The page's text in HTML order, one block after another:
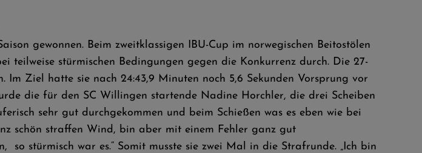
gewonnen. Beim zweitklassigen IBU-Cup im norwegischen Beitostölen
teilweise stürmischen Bedingungen gegen die Konkurrenz durch. Die 27-
Ziel hatte sie nach 24:43,9 Minuten noch 5,6 Sekunden Vorsprung vor
die für den SC Willingen startende Nadine Horchler, die drei Scheiben
sehr gut durchgekommen und beim Schießen was es eben wie bei
schön straffen Wind, bin aber mit einem Fehler ganz gut
stürmisch war es.“ Somit musste sie zwei Mal in die Strafrunde. „Ich bin